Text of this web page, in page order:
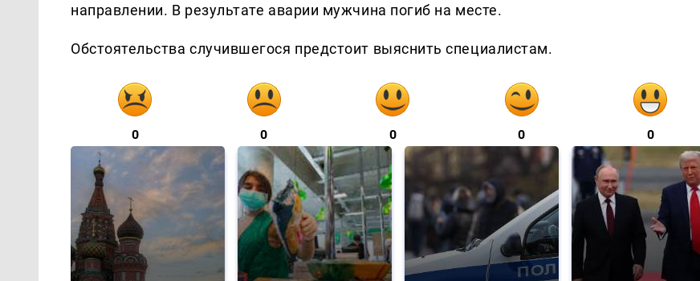
направлении. В результате аварии мужчина погиб на месте.
Обстоятельства случившегося предстоит выяснить специалистам.
0 0 0 0 0